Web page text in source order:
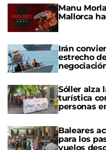
Manu
Mallorca
Irán
estrecho
Sóller alza
turística
personas
Baleares
para los
vuelos